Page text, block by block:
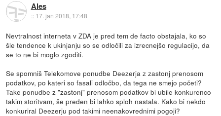
Ales
:: 17. jan 2018, 17:48
Nevtralnost interneta v ZDA je pred tem de facto obstajala, ko so
šle tendence k ukinjanju so se odločili za izrecnejšo regulacijo, da
se to ne bi moglo zgoditi.
Se spomniš Telekomove ponudbe Deezerja z zastonj prenosom
podatkov, po kateri so fasali odločbo, da tega ne smejo početi?
Take ponudbe z "zastonj" prenosom podatkov bi ubile konkurenco
takim storitvam, še preden bi lahko sploh nastala. Kako bi nekdo
konkuriral Deezerju pod takimi neenakovrednimi pogoji?